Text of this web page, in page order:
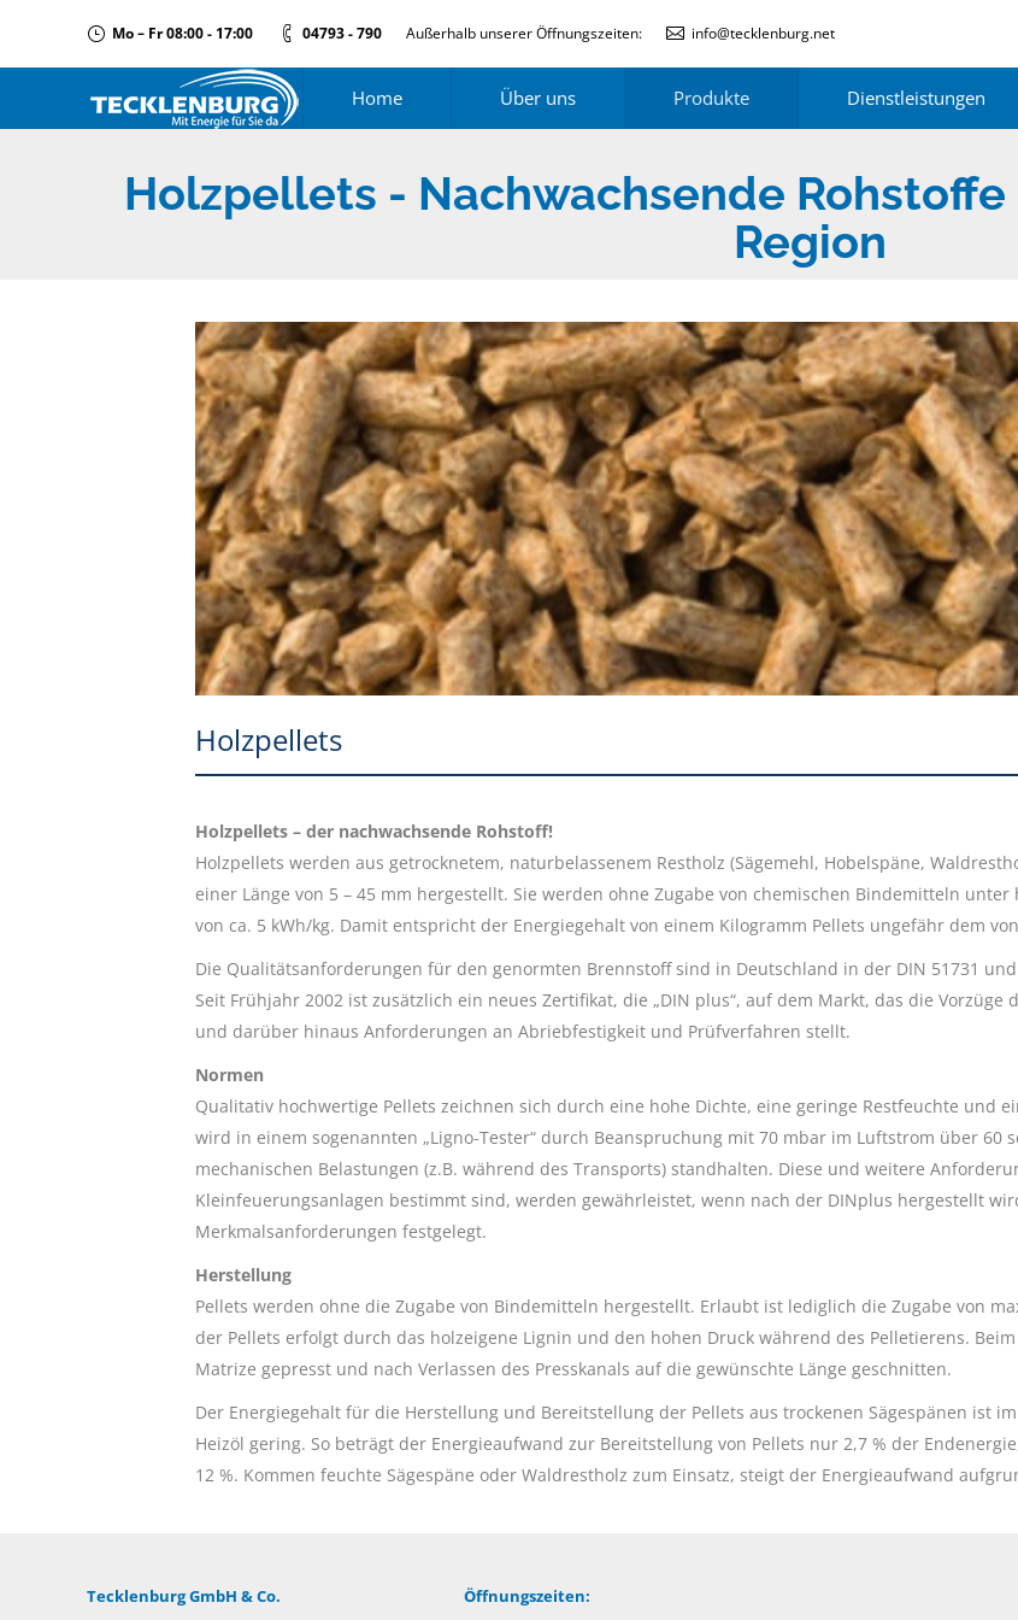
Mo – Fr 08:00 - 17:00 04793 - 790 Außerhalb unserer Öffnungszeiten: info@tecklenburg.net
Home Über uns Produkte Dienstleistungen
Holzpellets - Nachwachsende
Region
Holzpellets
Holzpellets – der nachwachsende Rohstoff!
Holzpellets werden aus getrocknetem, naturbelassenem Restholz (Sägemehl, Hobelspäne,
einer Länge von 5 – 45 mm hergestellt. Sie werden ohne Zugabe von chemischen Bindemitteln
von ca. 5 kWh/kg. Damit entspricht der Energiegehalt von einem Kilogramm Pellets ungefähr dem
Die Qualitätsanforderungen für den genormten Brennstoff sind in Deutschland in der DIN 51731
Seit Frühjahr 2002 ist zusätzlich ein neues Zertifikat, die „DIN plus“, auf dem Markt, das die Vorzüge
und darüber hinaus Anforderungen an Abriebfestigkeit und Prüfverfahren stellt.
Normen
Qualitativ hochwertige Pellets zeichnen sich durch eine hohe Dichte, eine geringe Restfeuchte und
wird in einem sogenannten „Ligno-Tester“ durch Beanspruchung mit 70 mbar im Luftstrom über 60
mechanischen Belastungen (z.B. während des Transports) standhalten. Diese und weitere
Kleinfeuerungsanlagen bestimmt sind, werden gewährleistet, wenn nach der DINplus hergestellt
Merkmalsanforderungen festgelegt.
Herstellung
Pellets werden ohne die Zugabe von Bindemitteln hergestellt. Erlaubt ist lediglich die Zugabe von
der Pellets erfolgt durch das holzeigene Lignin und den hohen Druck während des Pelletierens.
Matrize gepresst und nach Verlassen des Presskanals auf die gewünschte Länge geschnitten.
Der Energiegehalt für die Herstellung und Bereitstellung der Pellets aus trockenen Sägespänen ist
Heizöl gering. So beträgt der Energieaufwand zur Bereitstellung von Pellets nur 2,7 % der
12 %. Kommen feuchte Sägespäne oder Waldrestholz zum Einsatz, steigt der Energieaufwand
Tecklenburg GmbH & Co.
Öffnungszeiten: